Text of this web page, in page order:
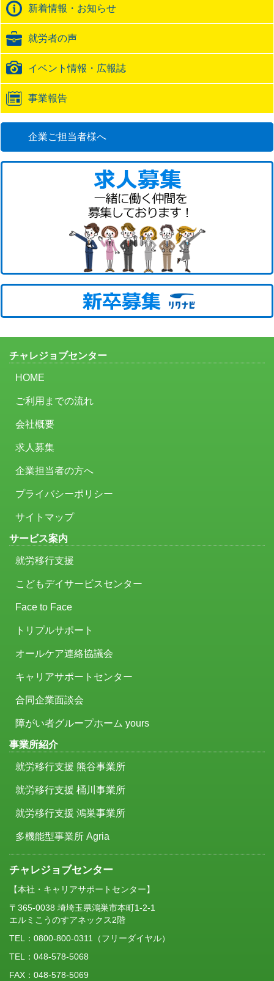
バ
ッ
ク
URL
新着情報・お知らせ
就労者の声
イベント情報・広報誌
事業報告
企業ご担当者様へ
チャレジョブセンター
HOME
ご利用までの流れ
会社概要
求人募集
企業担当者の方へ
プライバシーポリシー
サイトマップ
サービス案内
就労移行支援
こどもデイサービスセンター
Face to Face
トリプルサポート
オールケア連絡協議会
キャリアサポートセンター
合同企業面談会
障がい者グループホーム yours
事業所紹介
就労移行支援 熊谷事業所
就労移行支援 桶川事業所
就労移行支援 鴻巣事業所
多機能型事業所 Agria
チャレジョブセンター
【本社・キャリアサポートセンター】
〒365-0038 埼埼玉県鴻巣市本町1-2-1
エルミこうのすアネックス2階
TEL： 0800-800-0311 （フリーダイヤル）
TEL：048-578-5068
FAX：048-578-5069